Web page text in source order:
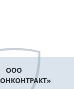
ООО